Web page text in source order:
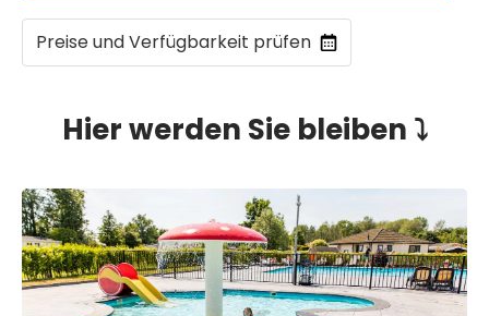
Preise und Verfügbarkeit prüfen
Hier werden Sie bleiben ⤵️